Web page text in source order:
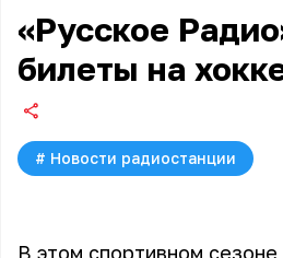
«Русское
билеты на
# Новости радиостанции
В этом спортивном сезоне